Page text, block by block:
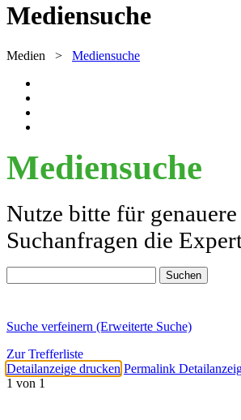
Mediensuche
Medien > Mediensuche
Mediensuche
Nutze bitte für genauere
Suchanfragen die
Suche verfeinern (Erweiterte Suche)
Zur Trefferliste
Detailanzeige drucken Permalink
1 von 1